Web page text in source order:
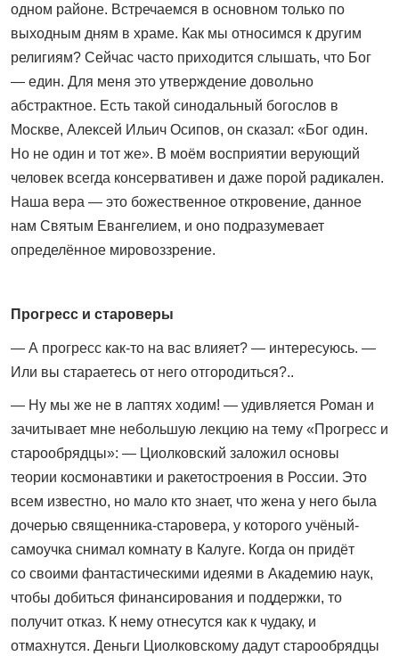
одном районе. Встречаемся в основном только по
выходным дням в храме. Как мы относимся к другим
религиям? Сейчас часто приходится слышать, что Бог
— един. Для меня это утверждение довольно
абстрактное. Есть такой синодальный богослов в
Москве, Алексей Ильич Осипов, он сказал: «Бог один.
Но не один и тот же». В моём восприятии верующий
человек всегда консервативен и даже порой радикален.
Наша вера — это божественное откровение, данное
нам Святым Евангелием, и оно подразумевает
определённое мировоззрение.
Прогресс и староверы
— А прогресс как-то на вас влияет? — интересуюсь. —
Или вы стараетесь от него отгородиться?..
— Ну мы же не в лаптях ходим! — удивляется Роман и
зачитывает мне небольшую лекцию на тему «Прогресс и
старообрядцы»: — Циолковский заложил основы
теории космонавтики и ракетостроения в России. Это
всем известно, но мало кто знает, что жена у него была
дочерью священника-старовера, у которого учёный-
самоучка снимал комнату в Калуге. Когда он придёт
со своими фантастическими идеями в Академию наук,
чтобы добиться финансирования и поддержки, то
получит отказ. К нему отнесутся как к чудаку, и
отмахнутся. Деньги Циолковскому дадут старообрядцы